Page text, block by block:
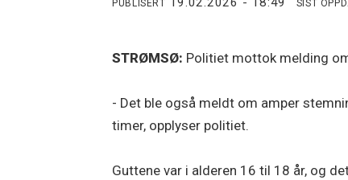
PUBLISERT SIST
STRØMSØ: Politiet mottok melding
- Det ble også meldt om amper
timer, opplyser politiet.
Guttene var i alderen 16 til 18 år, og